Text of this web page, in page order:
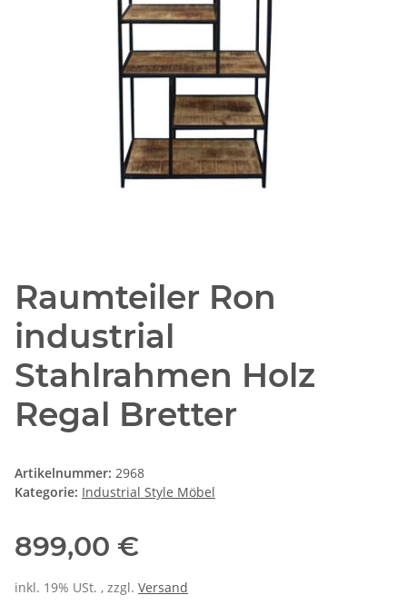
Raumteiler Ron
industrial
Stahlrahmen Holz
Regal Bretter
Artikelnummer: 2968
Kategorie: Industrial Style Möbel
899,00 €
inkl. 19% USt. , zzgl. Versand